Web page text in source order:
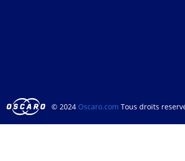
© 2024 Oscaro.com Tous droits